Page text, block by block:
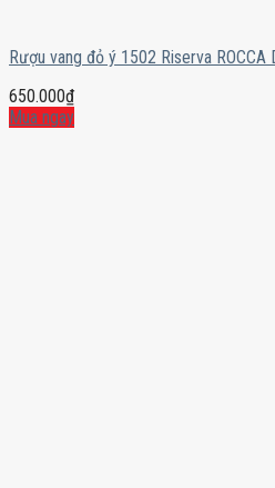
Rượu vang đỏ ý 1502 Riserva ROCCA
650.000₫
Mua ngay